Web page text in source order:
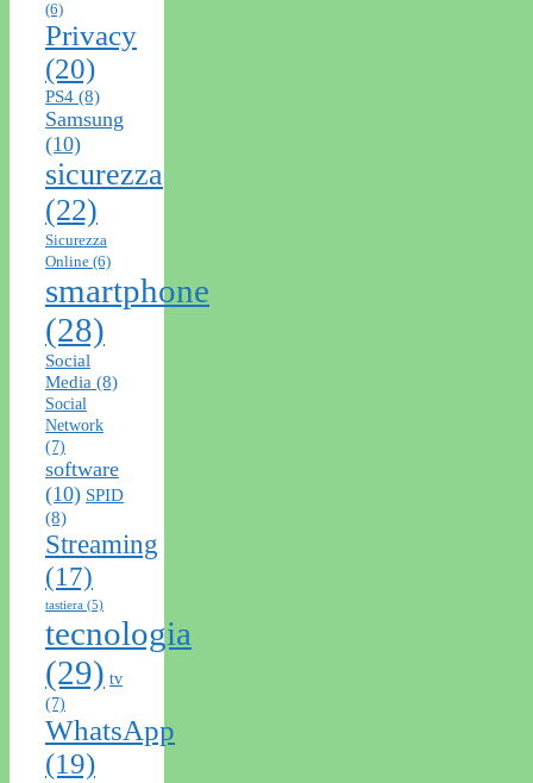
(6)
Privacy
(20)
PS4 (8)
Samsung
(10)
sicurezza
(22)
Sicurezza
Online (6)
smartphone
(28)
Social
Media (8)
Social
Network
(7)
software
(10) SPID
(8)
Streaming
(17)
tastiera (5)
tecnologia
(29) tv
(7)
WhatsApp
(19)